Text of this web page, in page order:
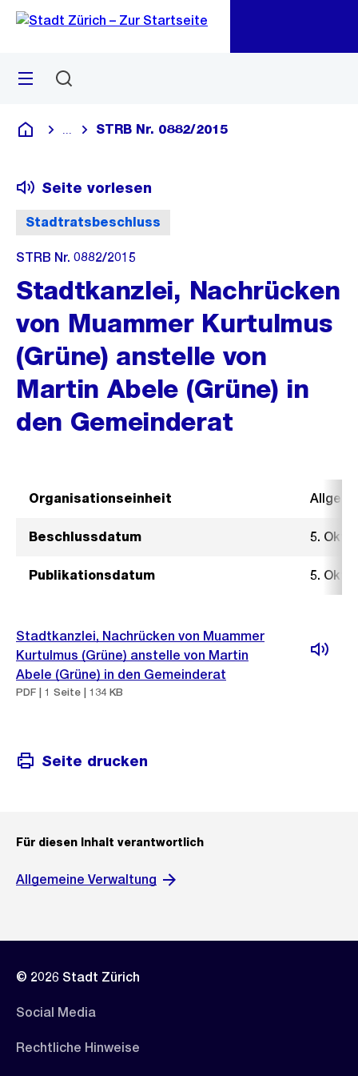
Navigation
Sprunglink
Menü
Deutsch
Blende alle Breadcrumbs ein
STRB Nr. 0882/2015
Stadtratsbeschluss
Seite vorlesen
STRB Nr. 0882/2015
Stadtkanzlei, Nachrücken
von Muammer Kurtulmus
(Grüne) anstelle von
Martin Abele (Grüne) in
den Gemeinderat
Organisationseinheit
Beschlussdatum 5.
Publikationsdatum 5.
Stadtkanzlei, Nachrücken von Muammer
Kurtulmus (Grüne) anstelle von Martin
Abele (Grüne) in den Gemeinderat
PDF | 1 Seite | 134 KB
Seite drucken
Für diesen Inhalt verantwortlich
Allgemeine Verwaltung
© 2026 Stadt Zürich
Social Media
Rechtliche Hinweise